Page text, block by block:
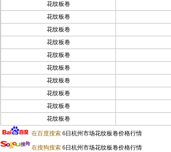
花纹板卷
花纹板卷
花纹板卷
花纹板卷
花纹板卷
花纹板卷
花纹板卷
花纹板卷
花纹板卷
花纹板卷
在百度搜索 6日杭州市场花纹板卷价格行情
在搜狗搜索 6日杭州市场花纹板卷价格行情